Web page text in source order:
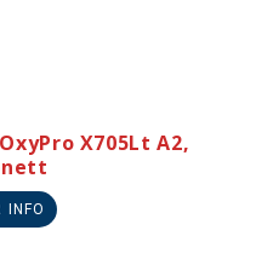
X705Lt A2,
INFO